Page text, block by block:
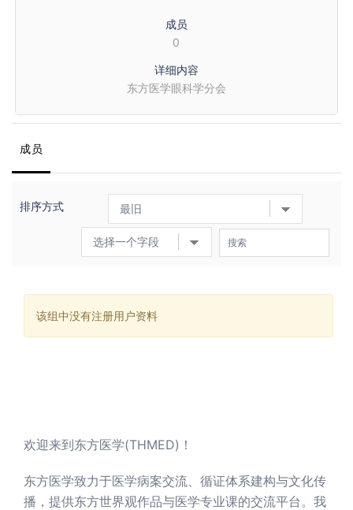
成员
0
详细内容
东方医学眼科学分会
成员
排序方式
该组中没有注册用户资料
欢迎来到东方医学(THMED)！
东方医学致力于医学病案交流、循证体系建构与文化传
播，提供东方世界观作品与医学专业课的交流平台。我